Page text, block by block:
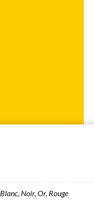
Blanc, Noir, Or, Rouge